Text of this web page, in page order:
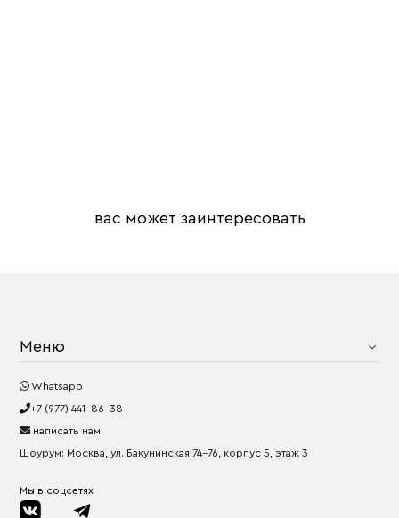
вас может заинтересовать
Меню
Whatsapp
+7 (977) 441-86-38
написать нам
Шоурум: Москва, ул. Бакунинская 74-76, корпус 5, этаж 3
Мы в соцсетях